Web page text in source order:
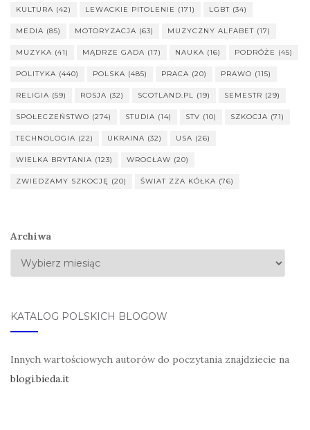
KULTURA (42) LEWACKIE PITOLENIE (171) LGBT (34)
MEDIA (85) MOTORYZACJA (63) MUZYCZNY ALFABET (17)
MUZYKA (41) MĄDRZE GADA (17) NAUKA (16) PODRÓŻE (45)
POLITYKA (440) POLSKA (485) PRACA (20) PRAWO (115)
RELIGIA (59) ROSJA (32) SCOTLAND.PL (19) SEMESTR (29)
SPOŁECZEŃSTWO (274) STUDIA (14) STV (10) SZKOCJA (71)
TECHNOLOGIA (22) UKRAINA (32) USA (26)
WIELKA BRYTANIA (123) WROCŁAW (20)
ZWIEDZAMY SZKOCJĘ (20) ŚWIAT ZZA KÓŁKA (76)
Archiwa
KATALOG POLSKICH BLOGÓW
Innych wartościowych autorów do poczytania znajdziecie na
blogi.bieda.it